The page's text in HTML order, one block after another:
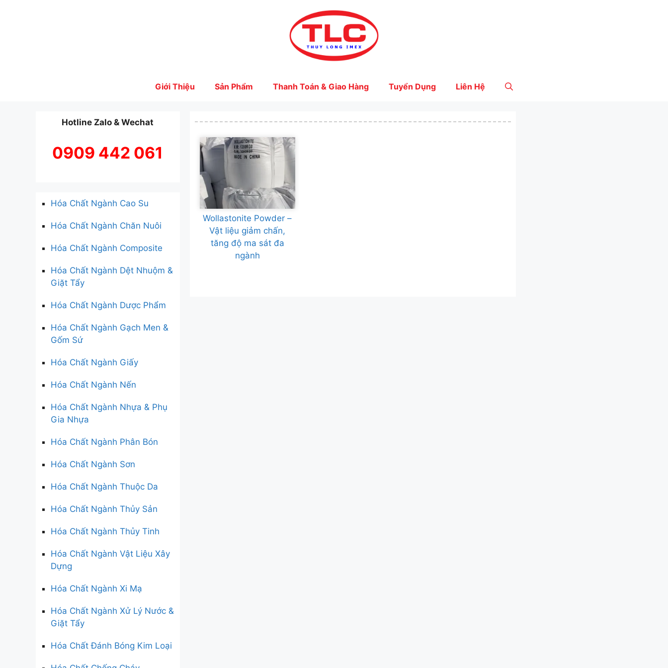
Giới Thiệu Sản Phẩm Thanh Toán & Giao Hàng Tuyển Dụng Liên Hệ
Wollastonite Powder –
Vật liệu giảm chấn,
tăng độ ma sát đa
ngành
Hotline Zalo & Wechat
0909 442 061
Hóa Chất Ngành Cao Su
Hóa Chất Ngành Chăn Nuôi
Hóa Chất Ngành Composite
Hóa Chất Ngành Dệt Nhuộm &
Giặt Tẩy
Hóa Chất Ngành Dược Phẩm
Hóa Chất Ngành Gạch Men &
Gốm Sứ
Hóa Chất Ngành Giấy
Hóa Chất Ngành Nến
Hóa Chất Ngành Nhựa & Phụ
Gia Nhựa
Hóa Chất Ngành Phân Bón
Hóa Chất Ngành Sơn
Hóa Chất Ngành Thuộc Da
Hóa Chất Ngành Thủy Sản
Hóa Chất Ngành Thủy Tinh
Hóa Chất Ngành Vật Liệu Xây
Dựng
Hóa Chất Ngành Xi Mạ
Hóa Chất Ngành Xử Lý Nước &
Giặt Tẩy
Hóa Chất Đánh Bóng Kim Loại